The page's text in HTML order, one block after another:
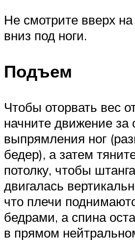
Не смотрите вверх
вниз под ноги.
Подъем
Чтобы оторвать вес
начните движение за
выпрямления ног
бедер), а затем
потолку, чтобы штанга
двигалась
что плечи
бедрами, а спина
в прямом